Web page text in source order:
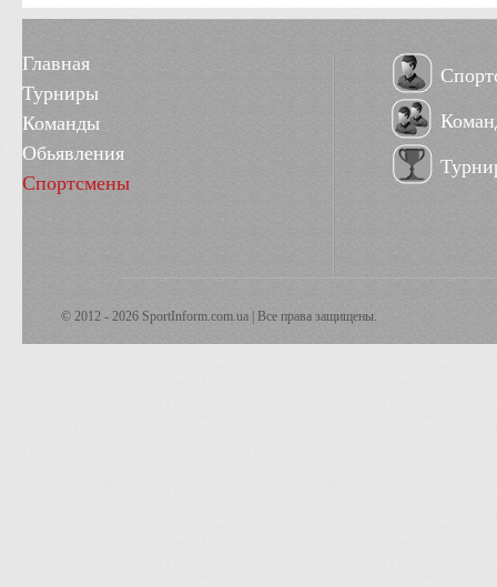
Главная
Турниры
Команды
Обьявления
Спортсмены
© 2012 - 2026 SportInform.com.ua | Все права защищены.